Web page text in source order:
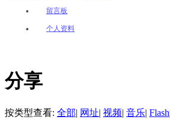
留言板
个人资料
分享
按类型查看: 全部 网址 视频 音乐 Flash